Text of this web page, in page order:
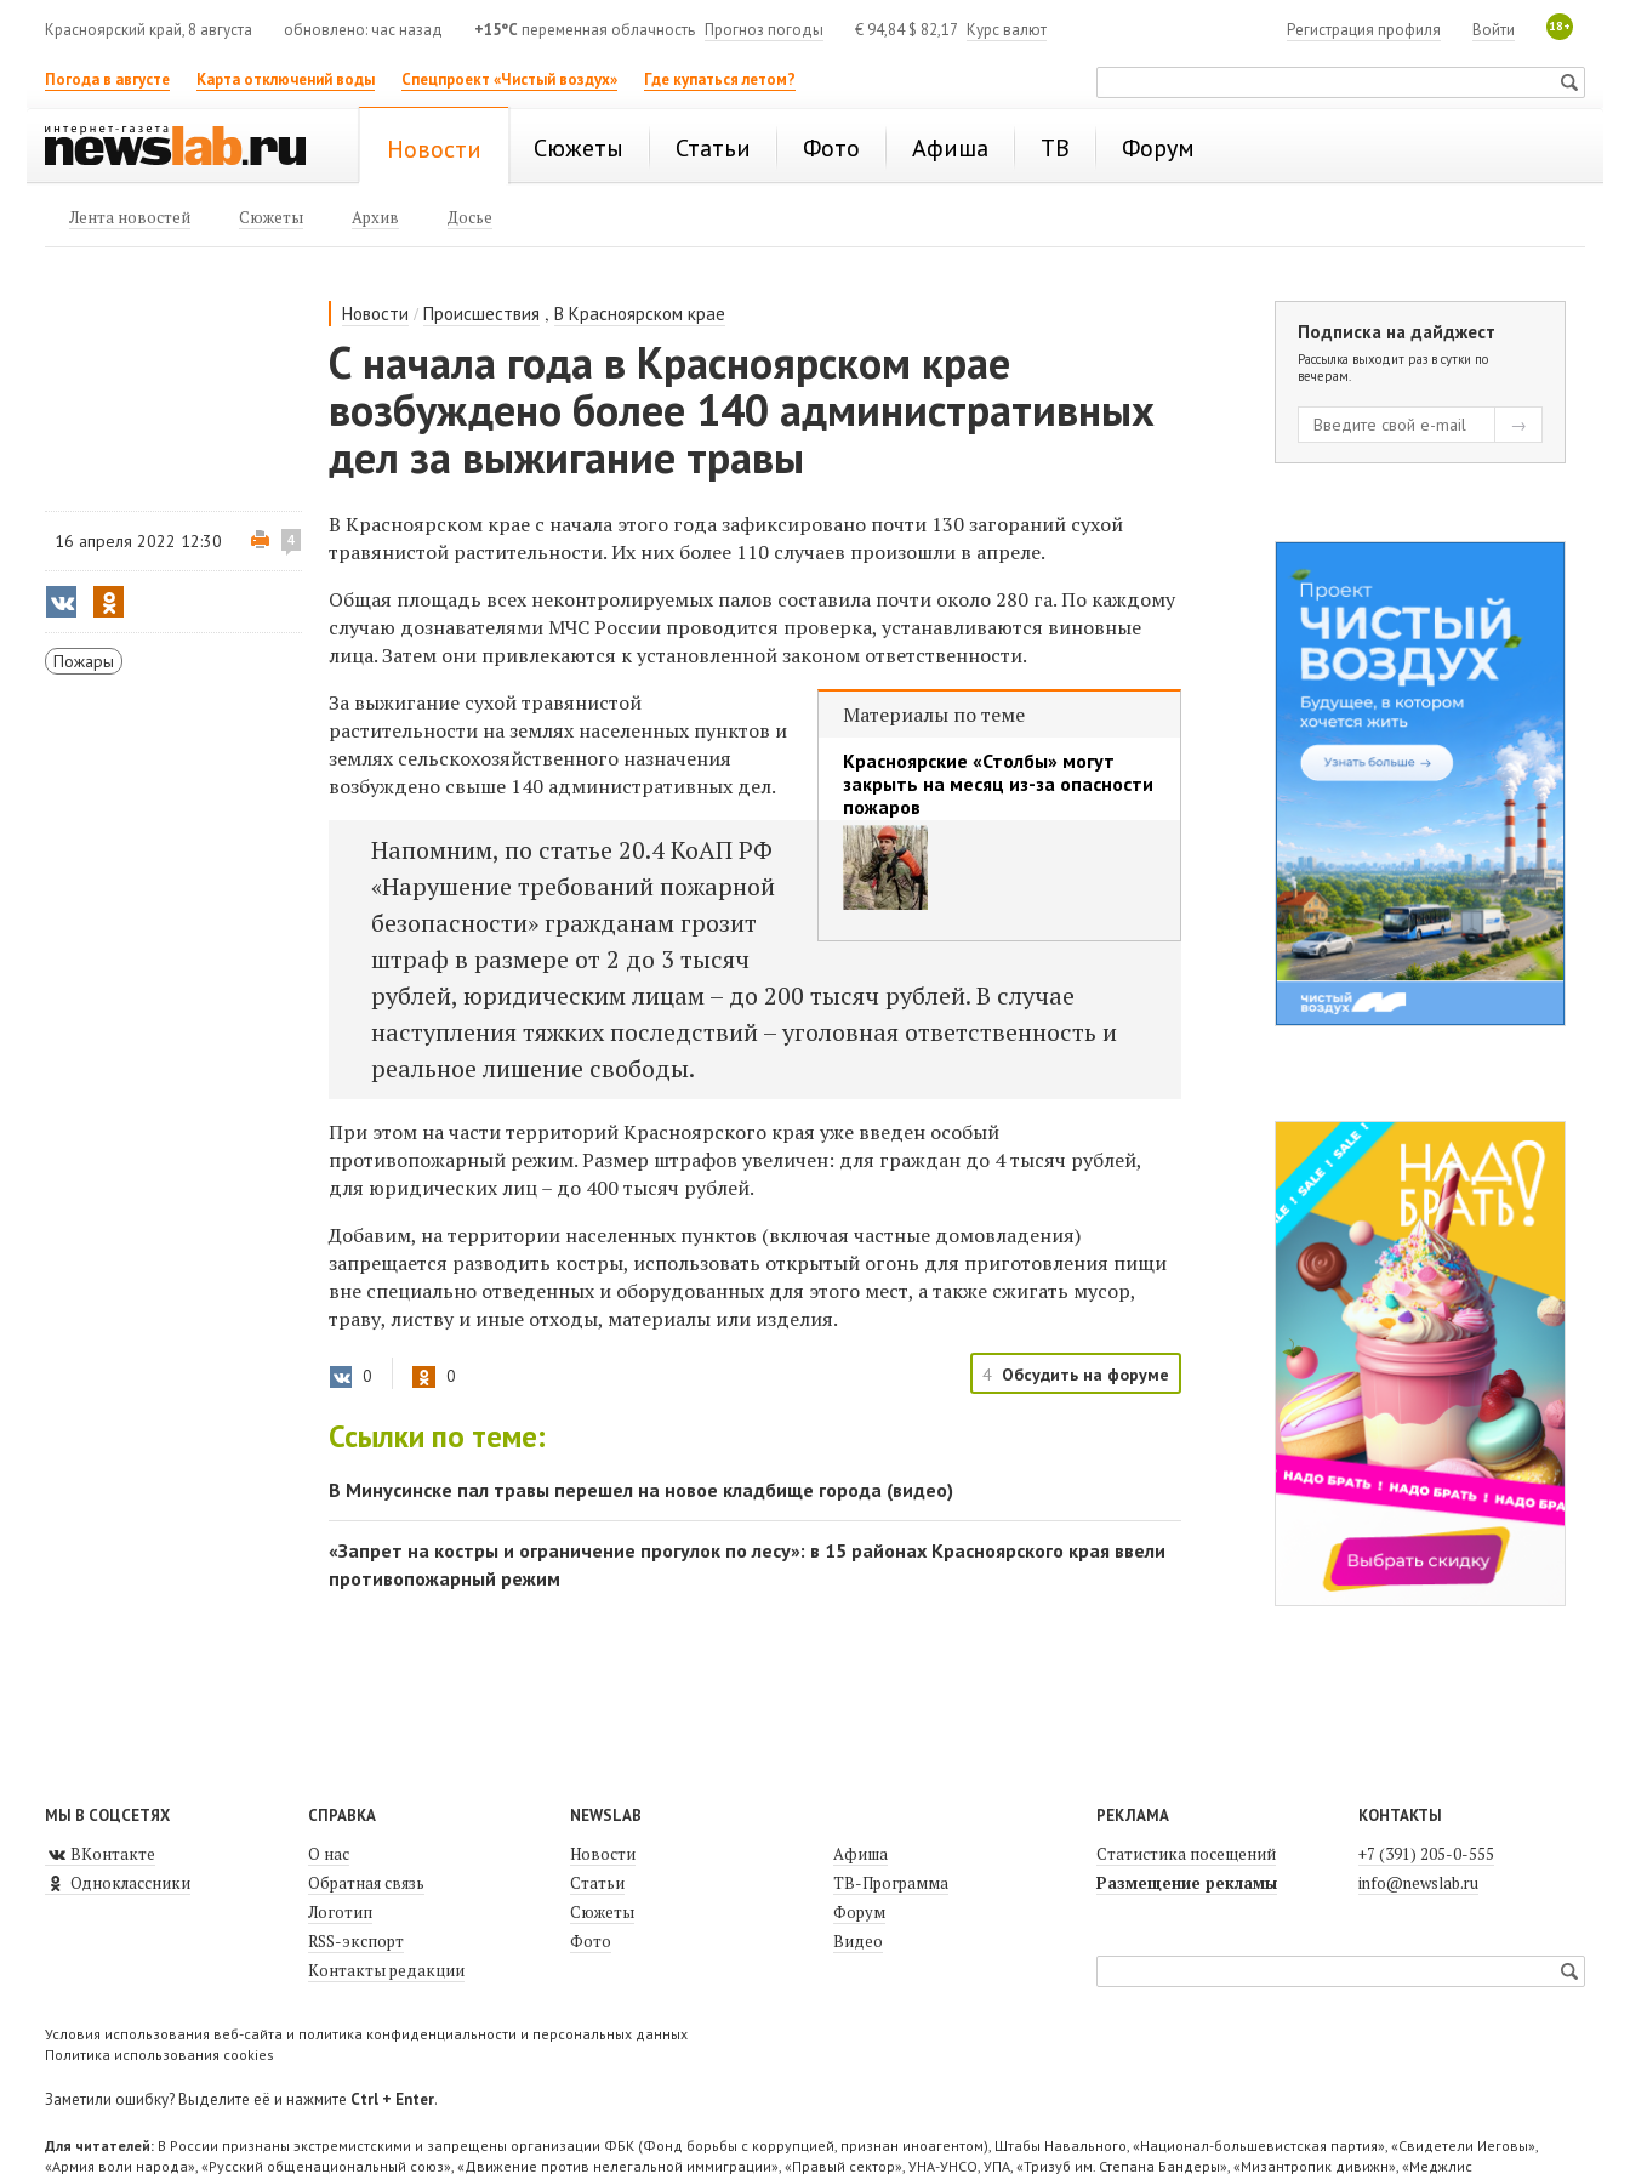
Красноярский край, 8 августа обновлено: час назад +15°C переменная облачность Прогноз погоды € 94,84$ 82,17 Курс валют 18+
Войти
Регистрация профиля
Погода в августе Карта отключений воды Спецпроект «Чистый воздух» Где купаться летом?
Новости Сюжеты Статьи Фото Афиша ТВ Форум
Лента новостей Сюжеты Архив Досье
Новости /Происшествия ,В Красноярском крае
С начала года в Красноярском крае
возбуждено более 140 административных
дел за выжигание травы
16 апреля 2022 12:30 4
Пожары
В Красноярском крае с начала этого года зафиксировано почти 130 загораний сухой
травянистой растительности. Их них более 110 случаев произошли в апреле.
Общая площадь всех неконтролируемых палов составила почти около 280 га. По каждому
случаю дознавателями МЧС России проводится проверка, устанавливаются виновные
лица. Затем они привлекаются к установленной законом ответственности.
Материалы по теме
Красноярские «Столбы» могут
закрыть на месяц из-за опасности
пожаров
За выжигание сухой травянистой
растительности на землях населенных пунктов и
землях сельскохозяйственного назначения
возбуждено свыше 140 административных дел.
Напомним, по статье 20.4 КоАП РФ
«Нарушение требований пожарной
безопасности» гражданам грозит
штраф в размере от 2 до 3 тысяч
рублей, юридическим лицам – до 200 тысяч рублей. В случае
наступления тяжких последствий – уголовная ответственность и
реальное лишение свободы.
При этом на части территорий Красноярского края уже введен особый
противопожарный режим. Размер штрафов увеличен: для граждан до 4 тысяч рублей,
для юридических лиц – до 400 тысяч рублей.
Добавим, на территории населенных пунктов (включая частные домовладения)
запрещается разводить костры, использовать открытый огонь для приготовления пищи
вне специально отведенных и оборудованных для этого мест, а также сжигать мусор,
траву, листву и иные отходы, материалы или изделия.
0 0 4 Обсудить на форуме
Ссылки по теме:
В Минусинске пал травы перешел на новое кладбище города (видео)
«Запрет на костры и ограничение прогулок по лесу»: в 15 районах Красноярского края ввели
противопожарный режим
Подписка на дайджест
Рассылка выходит раз в сутки по
вечерам.
МЫ В СОЦСЕТЯХ
ВКонтакте
Одноклассники
СПРАВКА
О нас
Обратная связь
Логотип
RSS-экспорт
Контакты редакции
NEWSLAB
Новости
Статьи
Сюжеты
Фото
Афиша
ТВ-Программа
Форум
Видео
РЕКЛАМА
Статистика посещений
Размещение рекламы
КОНТАКТЫ
+7 (391) 205-0-555
info@newslab.ru
Условия использования веб-сайта и политика конфиденциальности и персональных данных
Политика использования cookies
Заметили ошибку? Выделите её и нажмите Ctrl + Enter.
Для читателей: В России признаны экстремистскими и запрещены организации ФБК (Фонд борьбы с коррупцией, признан иноагентом), Штабы Навального, «Национал-большевистская партия», «Свидетели Иеговы»,
«Армия воли народа», «Русский общенациональный союз», «Движение против нелегальной иммиграции», «Правый сектор», УНА-УНСО, УПА, «Тризуб им. Степана Бандеры», «Мизантропик дивижн», «Меджлис